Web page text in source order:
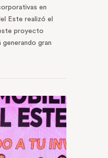
en
Este realizó el
proyecto
generando gran